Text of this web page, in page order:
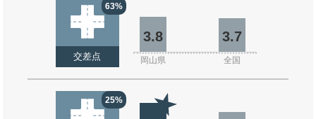
63%
交差点
3.8 3.7
岡山県 全国
25%